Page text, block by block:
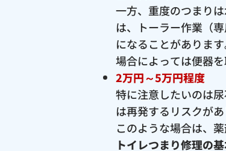
一方、重度のつまり
は、トーラー作業（
になることがあります
場合によっては便器
2万円～5万円程度
特に注意したいのは
は再発するリスクがあ
このような場合は、
トイレつまり修理の